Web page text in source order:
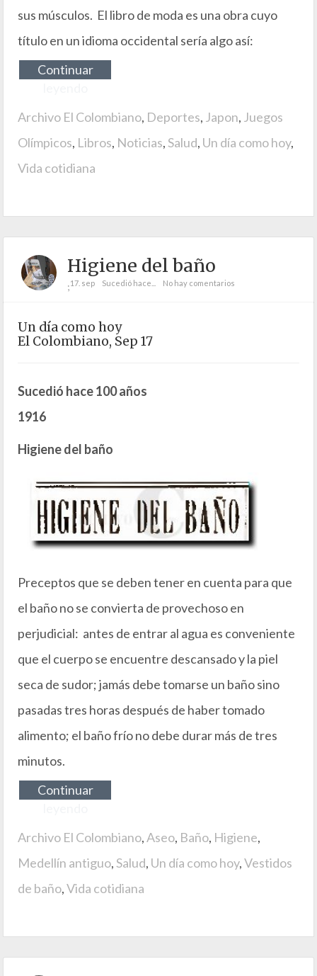
sus músculos. El libro de moda es una obra cuyo
título en un idioma occidental sería algo así:
Continuar
Archivo El Colombiano, Deportes, Japon, Juegos
Olímpicos, Libros, Noticias,Salud, Un día como hoy,
Vida cotidiana
Higiene del baño
;17. sep Sucedió hace... No hay comentarios
Un día como hoy
El Colombiano, Sep 17
Sucedió hace 100 años
1916
Higiene del baño
Preceptos que se deben tener en cuenta para que
el baño no se convierta de provechoso en
perjudicial: antes de entrar al agua es conveniente
que el cuerpo se encuentre descansado y la piel
seca de sudor; jamás debe tomarse un baño sino
pasadas tres horas después de haber tomado
alimento; el baño frío no debe durar más de tres
minutos.
Continuar
Archivo El Colombiano,Aseo, Baño, Higiene,
Medellín antiguo,Salud, Un día como hoy,Vestidos
de baño,Vida cotidiana